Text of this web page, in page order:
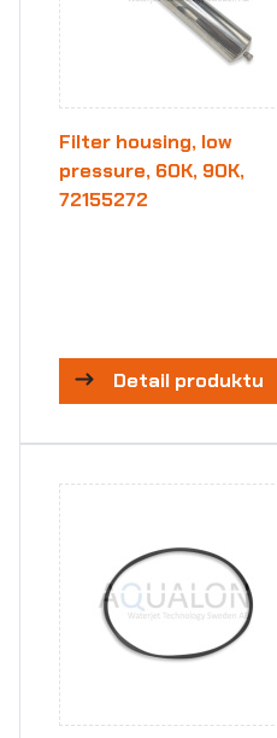
Filter housing, low
pressure, 60K, 90K,
72155272
Detail produktu